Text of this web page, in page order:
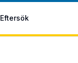
Eftersök